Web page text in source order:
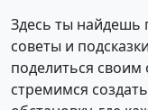
Здесь ты найдешь
советы и
поделиться
стремимся